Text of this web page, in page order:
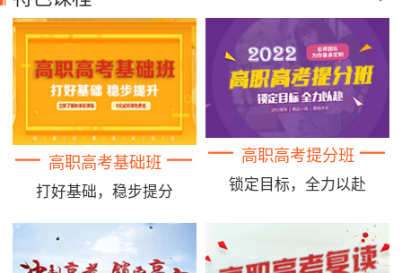
高职高考基础班
打好基础，稳步提分
高职高考提分班
锁定目标，全力以赴